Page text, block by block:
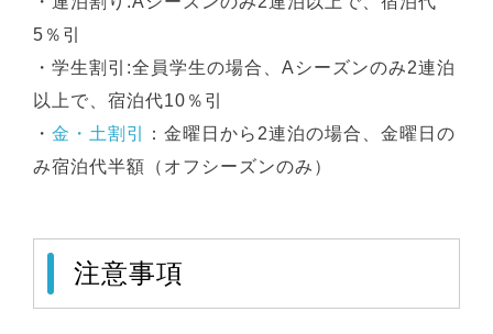
5％引
・学生割引:全員学生の場合、Aシーズンのみ2連泊
以上で、宿泊代10％引
・ 金・土割引
：金曜日から2連泊の場合、金曜日の
み宿泊代半額（オフシーズンのみ）
注意事項